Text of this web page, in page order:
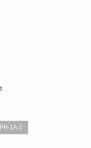
PH-1A.3